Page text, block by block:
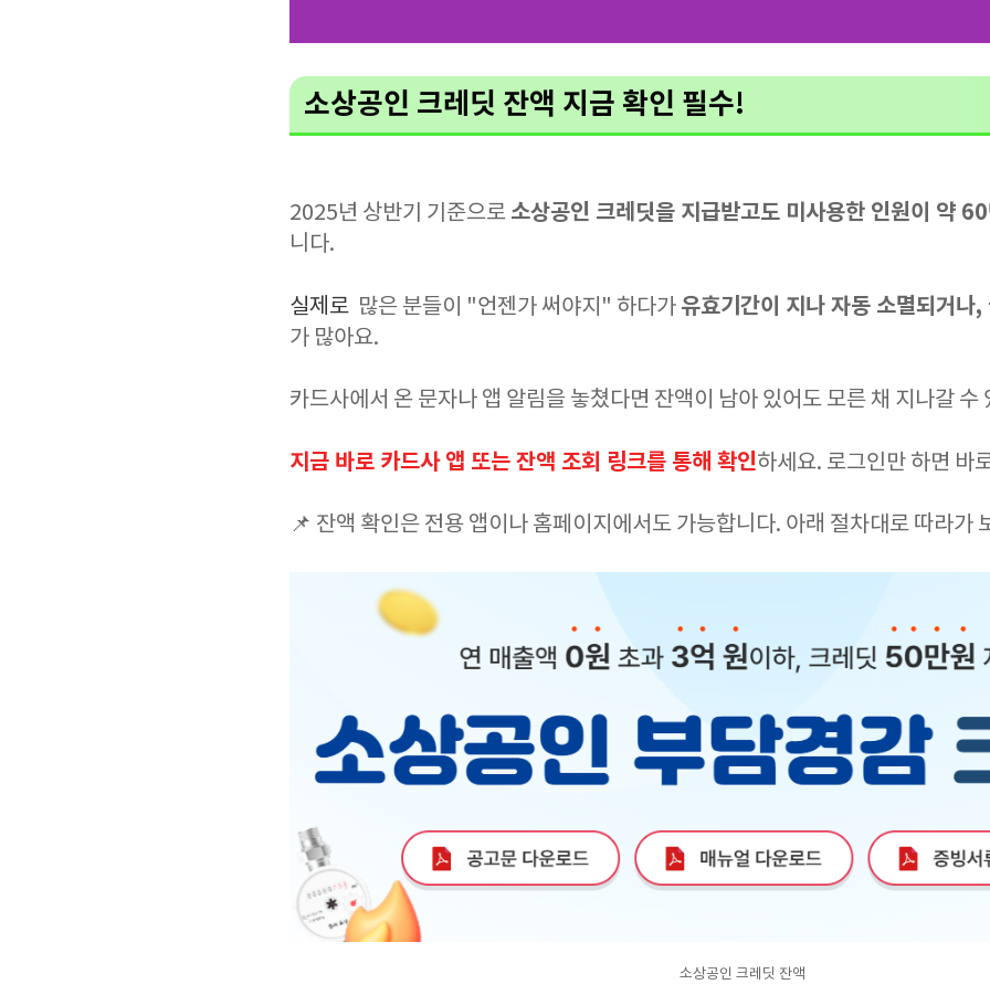
소상공인 크레딧 잔액 지금 확인 필수!
2025년 상반기 기준으로 소상공인 크레딧을 지급받고도 미사용한 인원이 약
니다.
실제로 많은 분들이 "언젠가 써야지" 하다가 유효기간이 지나 자동 소멸되거나,
가 많아요.
카드사에서 온 문자나 앱 알림을 놓쳤다면 잔액이 남아 있어도 모른 채 지나갈 수
지금 바로 카드사 앱 또는 잔액 조회 링크를 통해 확인하세요. 로그인만 하면 바
📌 잔액 확인은 전용 앱이나 홈페이지에서도 가능합니다. 아래 절차대로 따라가
소상공인 크레딧 잔액